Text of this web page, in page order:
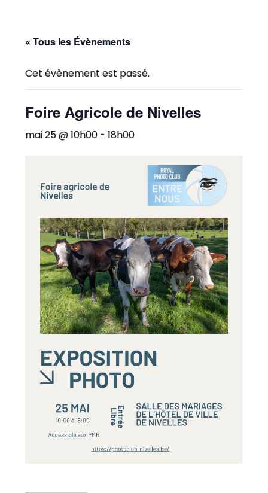
« Tous les Évènements
Cet évènement est passé.
Foire Agricole de Nivelles
mai 25 @ 10h00 -18h00